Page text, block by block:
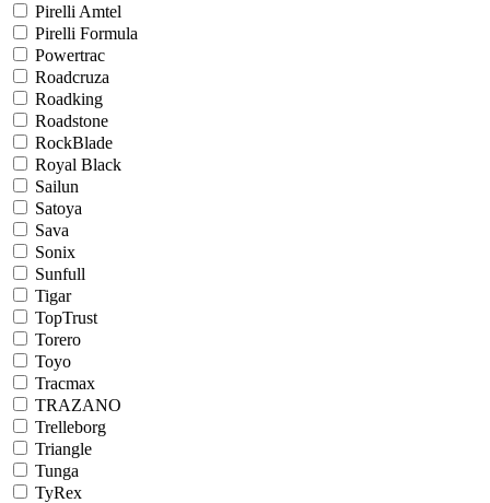
Pirelli Amtel
Pirelli Formula
Powertrac
Roadcruza
Roadking
Roadstone
RockBlade
Royal Black
Sailun
Satoya
Sava
Sonix
Sunfull
Tigar
TopTrust
Torero
Toyo
Tracmax
TRAZANO
Trelleborg
Triangle
Tunga
TyRex